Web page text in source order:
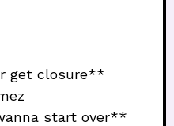
get closure**
start over**